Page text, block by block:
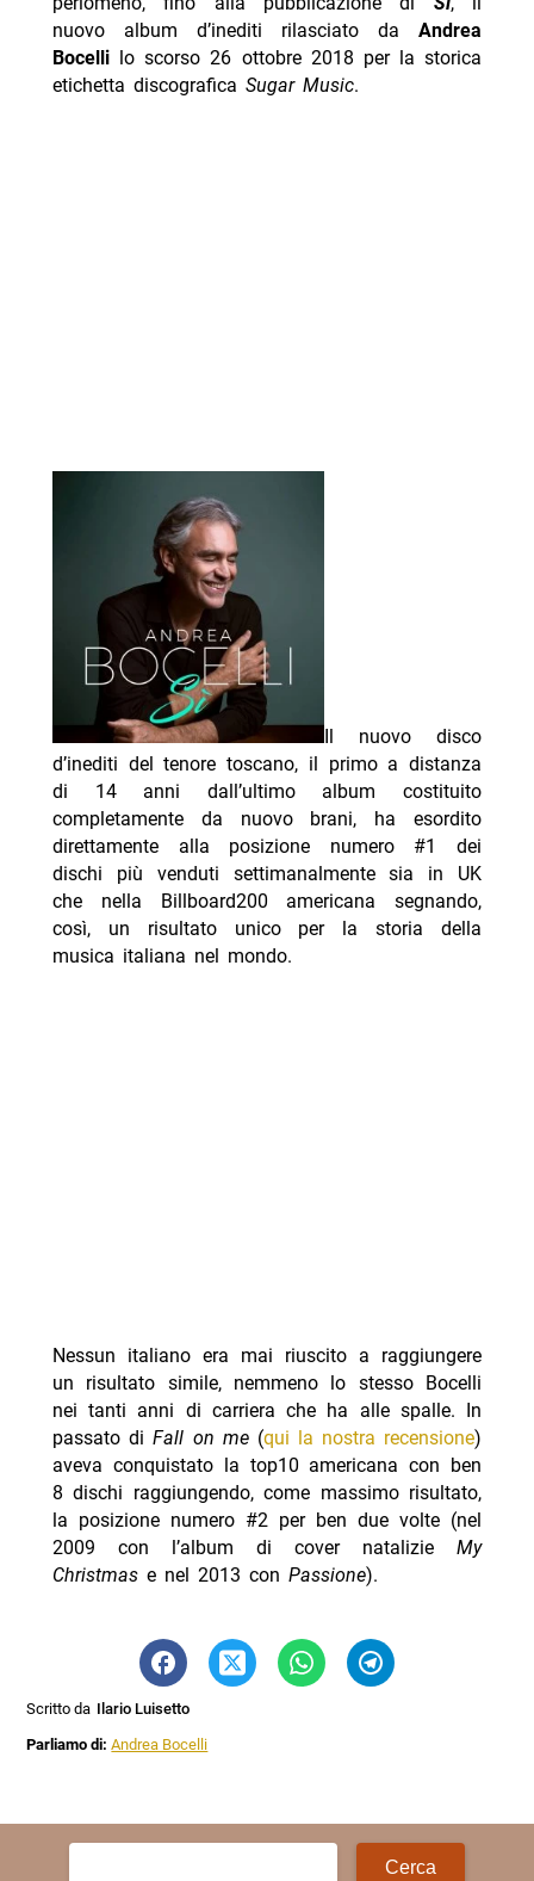
nuovo album d’inediti rilasciato daAndrea
Bocelli
lo scorso 26 ottobre 2018 per la storica
etichetta discografica Sugar Music.
Il nuovo disco
d’inediti del tenore toscano, il primo a distanza
di 14 anni dall’ultimo album costituito
completamente da nuovo brani, ha esordito
direttamente alla posizione numero #1 dei
dischi più venduti settimanalmente sia in UK
che nella Billboard200 americana segnando,
così, un risultato unico per la storia della
musica italiana nel mondo.
Nessun italiano era mai riuscito a raggiungere
un risultato simile, nemmeno lo stesso Bocelli
nei tanti anni di carriera che ha alle spalle. In
passato diFall on me (qui la nostra recensione)
aveva conquistato la top10 americana con ben
8 dischi raggiungendo, come massimo risultato,
la posizione numero #2 per ben due volte (nel
2009 con l’album di cover natalizieMy
Christmas e nel 2013 con Passione).
Scritto da Ilario Luisetto
Parliamo di:Andrea Bocelli
Ricerca